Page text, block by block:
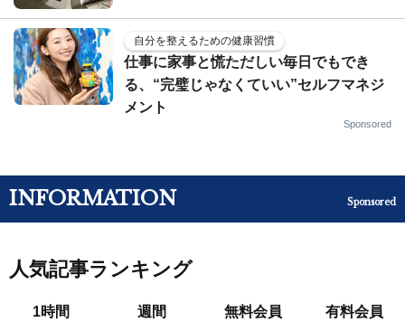
自分を整えるための健康習慣
仕事に家事と慌ただしい毎日でもでき
る、“完璧じゃなくていい”セルフマネジ
メント
Sponsored
INFORMATION Sponsored
人気記事ランキング
1時間 週間 無料会員 有料会員